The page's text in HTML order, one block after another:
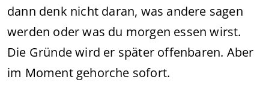
dann denk nicht daran, was andere sagen
werden oder was du morgen essen wirst.
Die Gründe wird er später offenbaren. Aber
im Moment gehorche sofort.